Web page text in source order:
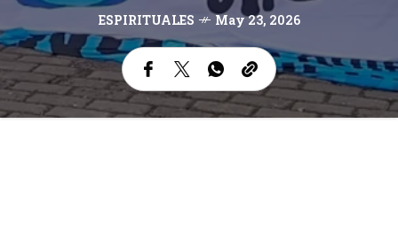
ESPIRITUALES May 23, 2026